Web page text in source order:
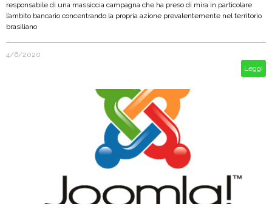
responsabile di una massiccia campagna che ha preso di mira in particolare
l’ambito bancario concentrando la propria azione prevalentemente nel territorio
brasiliano
4/6/2020
Leggi